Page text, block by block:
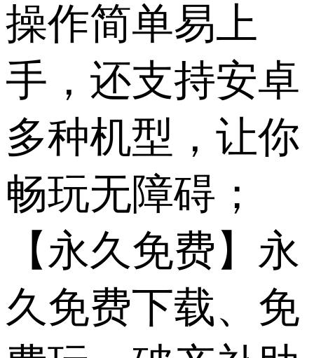
操作简单易上
手，还支持安卓
多种机型，让你
畅玩无障碍；
【永久免费】永
久免费下载、免